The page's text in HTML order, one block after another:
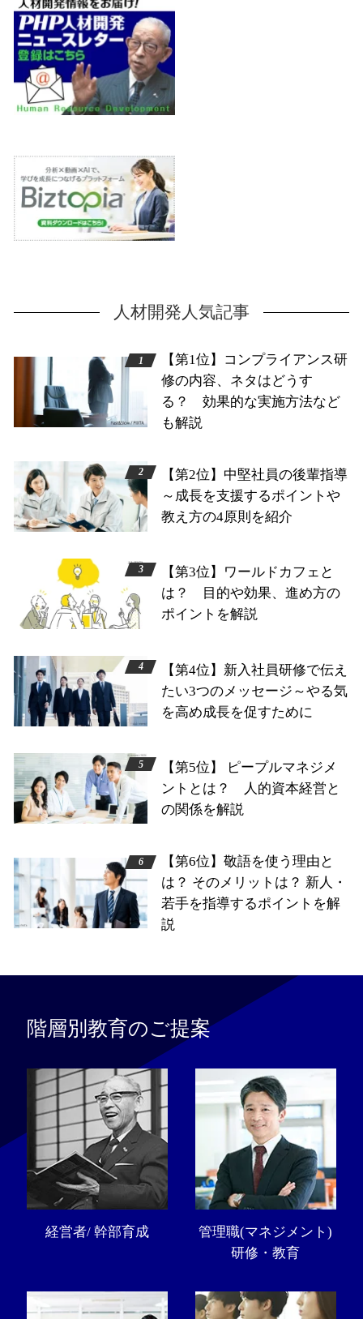
人材開発人気記事
【第1位】コンプライアンス研
修の内容、ネタはどうす
る？ 効果的な実施方法など
も解説
【第2位】中堅社員の後輩指導
～成長を支援するポイントや
教え方の4原則を紹介
【第3位】ワールドカフェと
は？ 目的や効果、進め方の
ポイントを解説
【第4位】新入社員研修で伝え
たい3つのメッセージ～やる気
を高め成長を促すために
【第5位】 ピープルマネジメ
ントとは？ 人的資本経営と
の関係を解説
【第6位】敬語を使う理由と
は？ そのメリットは？ 新人・
若手を指導するポイントを解
説
階層別教育のご提案
経営者/ 幹部育成
管理職(マネジメント)
研修・教育